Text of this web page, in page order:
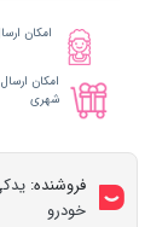
امکان
امکان
شهری
فروشنده:
خودرو